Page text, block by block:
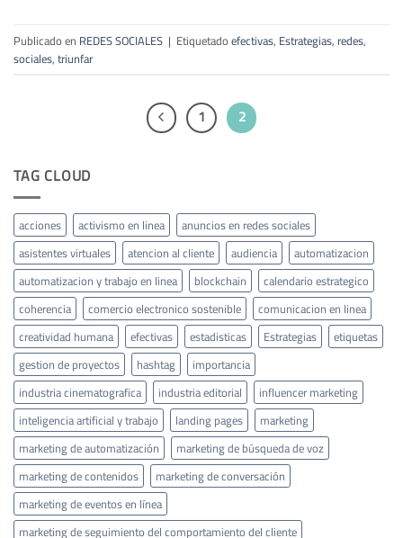
Publicado en REDES SOCIALES | Etiquetadoefectivas, Estrategias, redes,
sociales,triunfar
1 2
TAG CLOUD
acciones activismo en linea
anuncios en redes sociales
asistentes virtuales
atencion al cliente audiencia
automatizacion
automatizacion y trabajo en linea
blockchain
calendario estrategico
coherencia
comercio electronico sostenible
comunicacion en linea
creatividad humana
efectivas estadisticas Estrategias
etiquetas
gestion de proyectos
hashtag
importancia
industria cinematografica
industria editorial
influencer marketing
inteligencia artificial y trabajo
landing pages
marketing
marketing de automatización
marketing de búsqueda de voz
marketing de contenidos
marketing de conversación
marketing de eventos en línea
marketing de seguimiento del comportamiento del cliente